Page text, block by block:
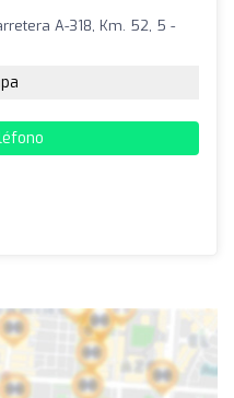
A-318, Km. 52, 5 -